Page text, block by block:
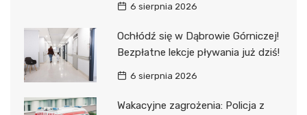
6 sierpnia 2026
Ochłódź się w Dąbrowie Górniczej!
Bezpłatne lekcje pływania już dziś!
6 sierpnia 2026
Wakacyjne zagrożenia: Policja z